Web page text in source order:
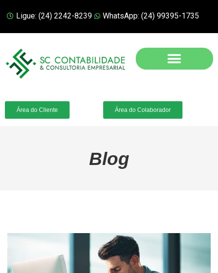
Ligue: (24) 2242-8239 WhatsApp: (24) 99395-1735
Área do Cliente Área do Colaborador
Blog